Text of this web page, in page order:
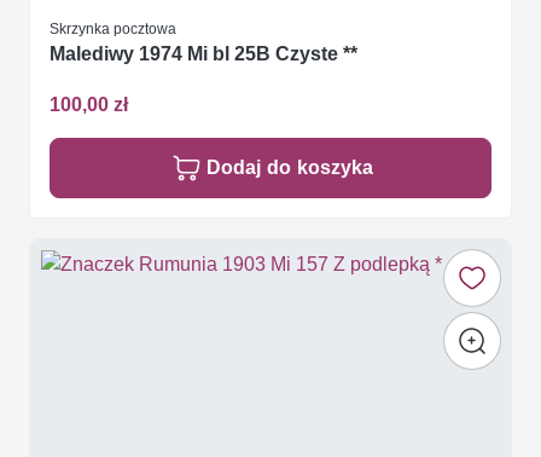
Skrzynka pocztowa
Malediwy 1974 Mi bl 25B Czyste **
100,00 zł
Dodaj do koszyka